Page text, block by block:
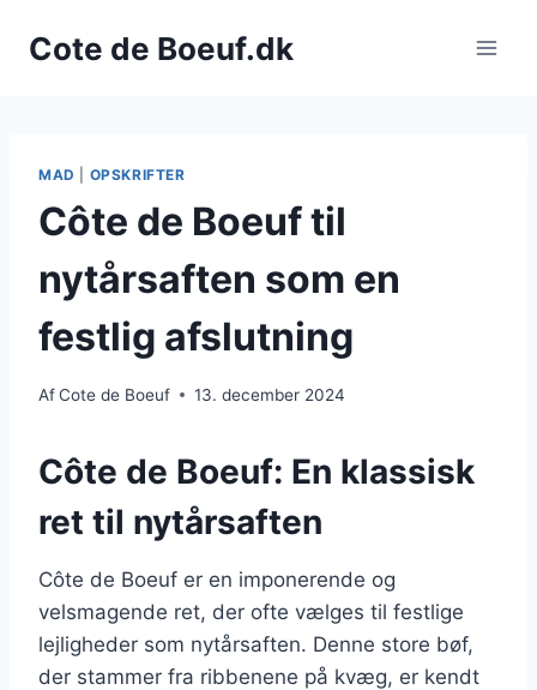
Cote de Boeuf.dk
MAD OPSKRIFTER
Côte de Boeuf til
nytårsaften som en
festlig afslutning
AfCote de Boeuf 13. december 2024
Côte de Boeuf: En klassisk
ret til nytårsaften
Côte de Boeuf er en imponerende og
velsmagende ret, der ofte vælges til festlige
lejligheder som nytårsaften. Denne store bøf,
der stammer fra ribbenene på kvæg, er kendt